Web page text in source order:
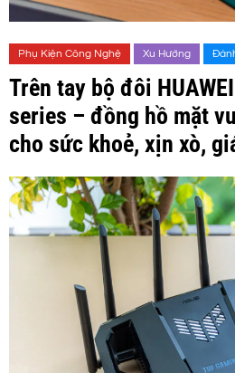
Phụ Kiện Công Nghệ Xu Hướng
Trên tay bộ đôi
series – đồng hồ mặt
cho sức khoẻ, xịn xò,